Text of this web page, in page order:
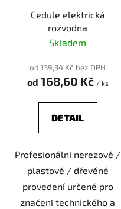
Cedule elektrická
rozvodna
Skladem
od 139,34 Kč bez DPH
od 168,60 Kč / ks
DETAIL
Profesionální nerezové /
plastové / dřevěné
provedení určené pro
značení technického a